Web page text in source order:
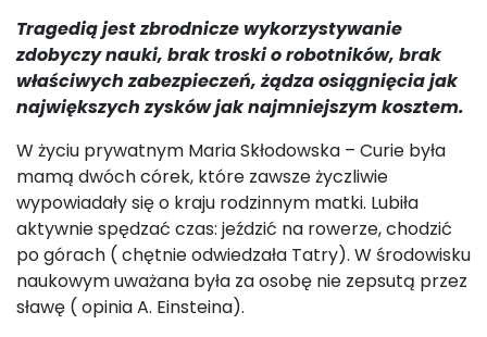
Tragedią jest zbrodnicze wykorzystywanie
zdobyczy nauki, brak troski o robotników, brak
właściwych zabezpieczeń, żądza osiągnięcia jak
największych zysków jak najmniejszym kosztem.
W życiu prywatnym Maria Skłodowska – Curie była
mamą dwóch córek, które zawsze życzliwie
wypowiadały się o kraju rodzinnym matki. Lubiła
aktywnie spędzać czas: jeździć na rowerze, chodzić
po górach ( chętnie odwiedzała Tatry). W środowisku
naukowym uważana była za osobę nie zepsutą przez
sławę ( opinia A. Einsteina).